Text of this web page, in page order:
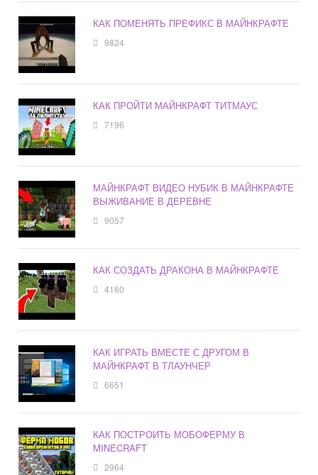
КАК ПОМЕНЯТЬ ПРЕФИКС В МАЙНКРАФТЕ
9824
КАК ПРОЙТИ МАЙНКРАФТ ТИТМАУС
7196
МАЙНКРАФТ ВИДЕО НУБИК В МАЙНКРАФТЕ
ВЫЖИВАНИЕ В ДЕРЕВНЕ
9057
КАК СОЗДАТЬ ДРАКОНА В МАЙНКРАФТЕ
4160
КАК ИГРАТЬ ВМЕСТЕ С ДРУГОМ В
МАЙНКРАФТ В ТЛАУНЧЕР
6651
КАК ПОСТРОИТЬ МОБОФЕРМУ В
MINECRAFT
2964